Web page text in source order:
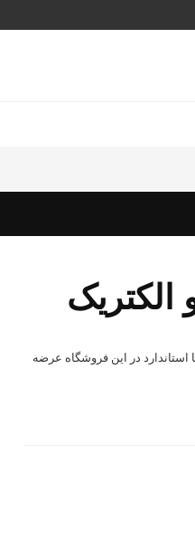
استاندارد در این فروشگاه عرضه